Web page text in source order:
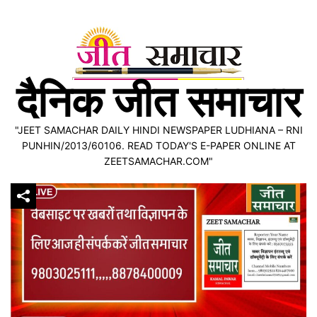
दैनिक जीत समाचार
"JEET SAMACHAR DAILY HINDI NEWSPAPER LUDHIANA – RNI
PUNHIN/2013/60106. READ TODAY'S E-PAPER ONLINE AT
ZEETSAMACHAR.COM"